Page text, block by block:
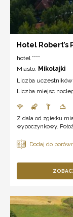
Hotel Robert’s
hotel ****
Miasto: Mikołajki
Liczba uczestników:
Liczba miejsc
Z dala od zgiełku
wypoczynkowy.